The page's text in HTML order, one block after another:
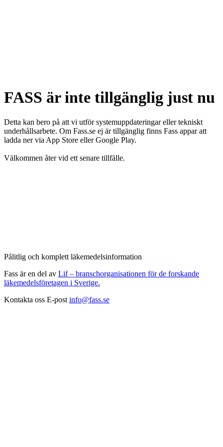
FASS är inte tillgänglig just nu
Detta kan bero på att vi utför systemuppdateringar eller tekniskt
underhållsarbete. Om Fass.se ej är tillgänglig finns Fass appar att
ladda ner via App Store eller Google Play.
Välkommen åter vid ett senare tillfälle.
Pålitlig och komplett läkemedelsinformation
Fass är en del av Lif – branschorganisationen för de forskande
läkemedelsföretagen i Sverige.
Kontakta oss E-post info@fass.se